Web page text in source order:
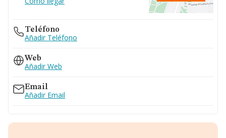
Teléfono
Añadir Teléfono
Web
Añadir Web
Email
Añadir Email